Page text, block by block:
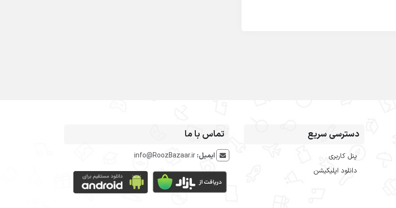
دسترسی سریع
پنل کاربری
دانلود اپلیکیشن
تماس با ما
ایمیل:info@RoozBazaar.ir